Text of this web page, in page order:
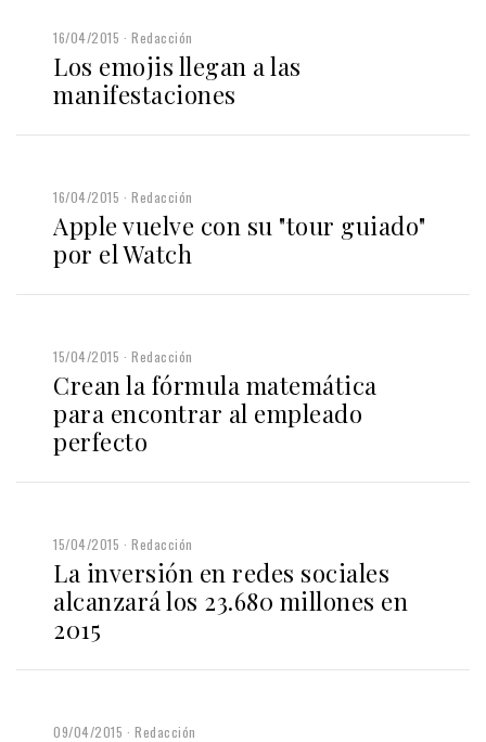
16/04/2015 Redacción
Los emojis llegan a las
manifestaciones
16/04/2015 Redacción
Apple vuelve con su "tour guiado"
por el Watch
15/04/2015 Redacción
Crean la fórmula matemática
para encontrar al empleado
perfecto
15/04/2015 Redacción
La inversión en redes sociales
alcanzará los 23.680 millones en
2015
09/04/2015 Redacción